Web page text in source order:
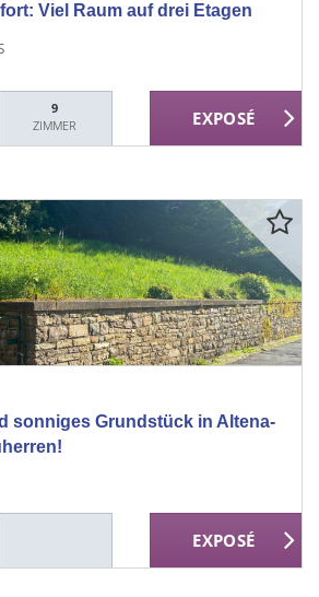
Viel Raum auf drei Etagen
9
ZIMMER
sonniges Grundstück in Altena-